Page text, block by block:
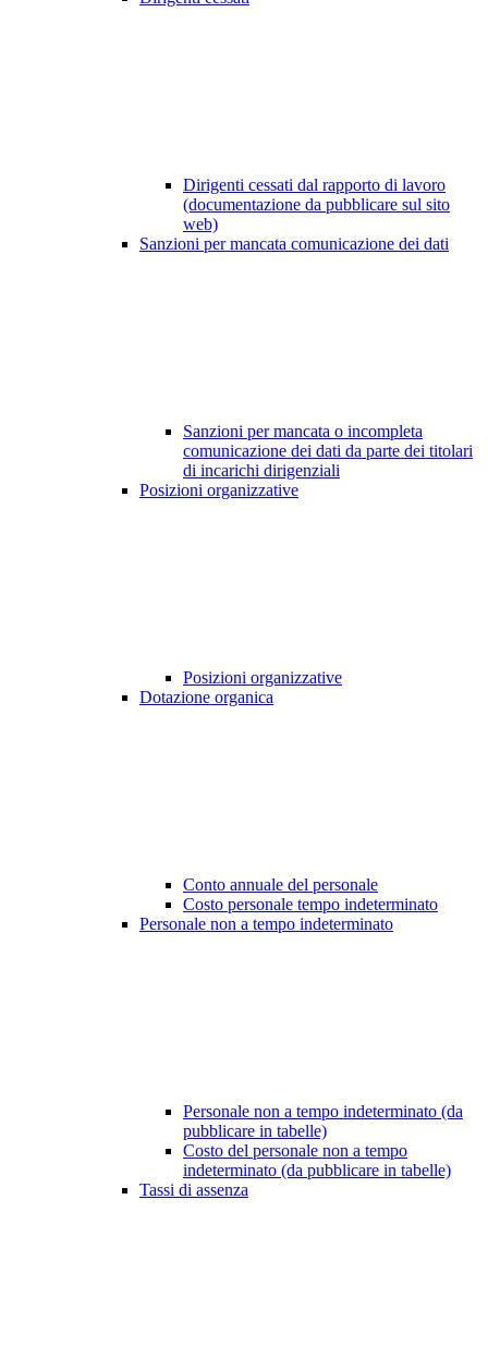
Dirigenti cessati dal rapporto di lavoro
(documentazione da pubblicare sul sito
web)
Sanzioni per mancata comunicazione dei dati
Sanzioni per mancata o incompleta
comunicazione dei dati da parte dei titolari
di incarichi dirigenziali
Posizioni organizzative
Posizioni organizzative
Dotazione organica
Conto annuale del personale
Costo personale tempo indeterminato
Personale non a tempo indeterminato
Personale non a tempo indeterminato (da
pubblicare in tabelle)
Costo del personale non a tempo
indeterminato (da pubblicare in tabelle)
Tassi di assenza